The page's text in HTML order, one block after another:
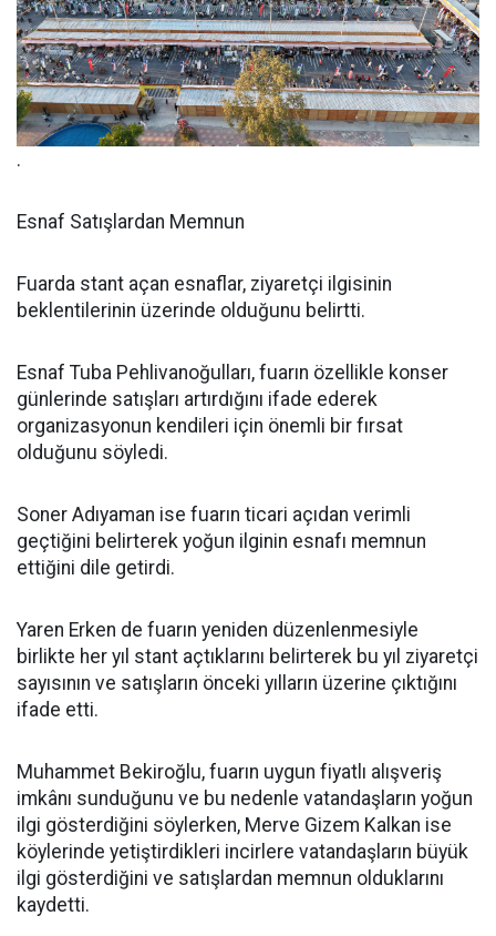
.
Esnaf Satışlardan Memnun
Fuarda stant açan esnaflar, ziyaretçi ilgisinin
beklentilerinin üzerinde olduğunu belirtti.
Esnaf Tuba Pehlivanoğulları, fuarın özellikle konser
günlerinde satışları artırdığını ifade ederek
organizasyonun kendileri için önemli bir fırsat
olduğunu söyledi.
Soner Adıyaman ise fuarın ticari açıdan verimli
geçtiğini belirterek yoğun ilginin esnafı memnun
ettiğini dile getirdi.
Yaren Erken de fuarın yeniden düzenlenmesiyle
birlikte her yıl stant açtıklarını belirterek bu yıl ziyaretçi
sayısının ve satışların önceki yılların üzerine çıktığını
ifade etti.
Muhammet Bekiroğlu, fuarın uygun fiyatlı alışveriş
imkânı sunduğunu ve bu nedenle vatandaşların yoğun
ilgi gösterdiğini söylerken, Merve Gizem Kalkan ise
köylerinde yetiştirdikleri incirlere vatandaşların büyük
ilgi gösterdiğini ve satışlardan memnun olduklarını
kaydetti.